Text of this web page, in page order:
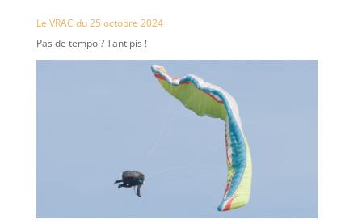
Le VRAC du 25 octobre 2024
Pas de tempo ? Tant pis !